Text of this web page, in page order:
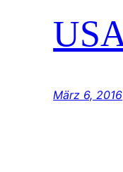
März 6, 2016